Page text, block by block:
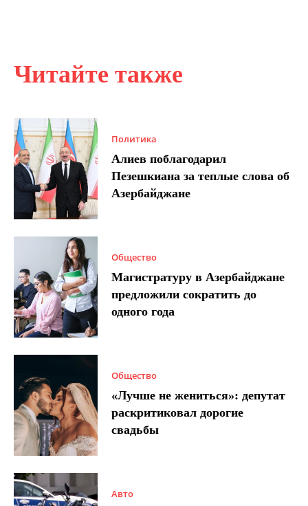
Читайте также
Политика
Алиев поблагодарил
Пезешкиана за теплые слова об
Азербайджане
Общество
Магистратуру в Азербайджане
предложили сократить до
одного года
Общество
«Лучше не жениться»: депутат
раскритиковал дорогие
свадьбы
Авто